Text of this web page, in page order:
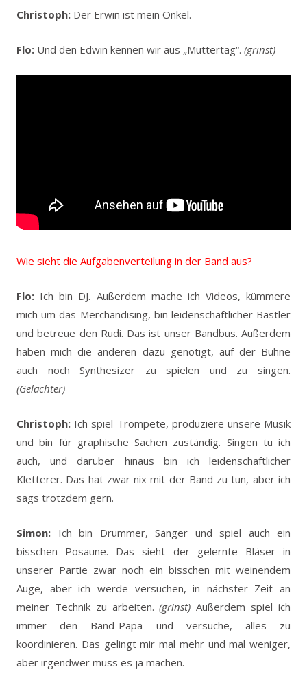
Christoph: Der Erwin ist mein Onkel.
Flo: Und den Edwin kennen wir aus „Muttertag“. (grinst)
Wie sieht die Aufgabenverteilung in der Band aus?
Flo: Ich bin DJ. Außerdem mache ich Videos, kümmere
mich um das Merchandising, bin leidenschaftlicher Bastler
und betreue den Rudi. Das ist unser Bandbus. Außerdem
haben mich die anderen dazu genötigt, auf der Bühne
auch noch Synthesizer zu spielen und zu singen.
(Gelächter)
Christoph: Ich spiel Trompete, produziere unsere Musik
und bin für graphische Sachen zuständig. Singen tu ich
auch, und darüber hinaus bin ich leidenschaftlicher
Kletterer. Das hat zwar nix mit der Band zu tun, aber ich
sags trotzdem gern.
Simon: Ich bin Drummer, Sänger und spiel auch ein
bisschen Posaune. Das sieht der gelernte Bläser in
unserer Partie zwar noch ein bisschen mit weinendem
Auge, aber ich werde versuchen, in nächster Zeit an
meiner Technik zu arbeiten.(grinst) Außerdem spiel ich
immer den Band-Papa und versuche, alles zu
koordinieren. Das gelingt mir mal mehr und mal weniger,
aber irgendwer muss es ja machen.